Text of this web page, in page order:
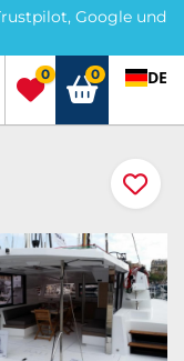
Google und
5741 3222690
0 0 DE